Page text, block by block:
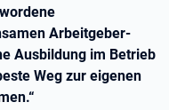
Arbeitgeber-
Ausbildung im Betrieb
Weg zur eigenen